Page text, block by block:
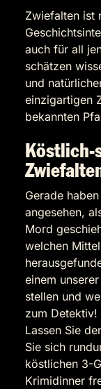
Zwiefalten ist
auch für all
schätzen
und
einzigartigen
bekannten
Köstlich-
Gerade
angesehen,
Mord
welchen
einem
stellen und
zum Detektiv!
Lassen Sie
Sie sich
köstlichen 3-
Krimidinner